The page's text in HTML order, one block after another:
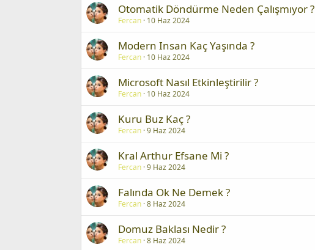
Otomatik Döndürme Neden Çalışmıyor ?
Fercan 10 Haz 2024
Modern Insan Kaç Yaşında ?
Fercan 10 Haz 2024
Microsoft Nasıl Etkinleştirilir ?
Fercan 10 Haz 2024
Kuru Buz Kaç ?
Fercan 9 Haz 2024
Kral Arthur Efsane Mi ?
Fercan 9 Haz 2024
Falında Ok Ne Demek ?
Fercan 8 Haz 2024
Domuz Baklası Nedir ?
Fercan 8 Haz 2024